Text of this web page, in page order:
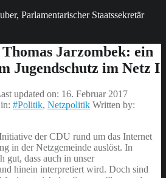
Parlamentarischer Staatssekretär
Jarzombek: ein
Jugendschutz im Netz I
updated on: 16. Februar 2017
#Politik, Netzpolitik Written by:
der CDU rund um das Internet
in der Netzgemeinde auslöst. In
gut, dass auch in unser
hinein interpretiert wird. Doch sind